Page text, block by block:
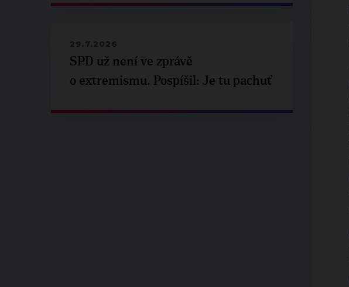
29.7.2026
SPD už není ve zprávě
o extremismu. Pospíšil: Je tu pachuť